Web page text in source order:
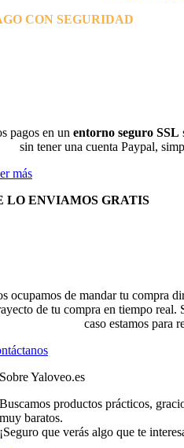
CON SEGURIDAD
pagos en un entorno seguro SSL
sin tener una cuenta Paypal,
más
LO ENVIAMOS GRATIS
ocupamos de mandar tu compra
de tu compra en tiempo real.
caso estamos para
Sobre Yaloveo.es
Buscamos productos prácticos,
muy baratos.
¡Seguro que verás algo que te